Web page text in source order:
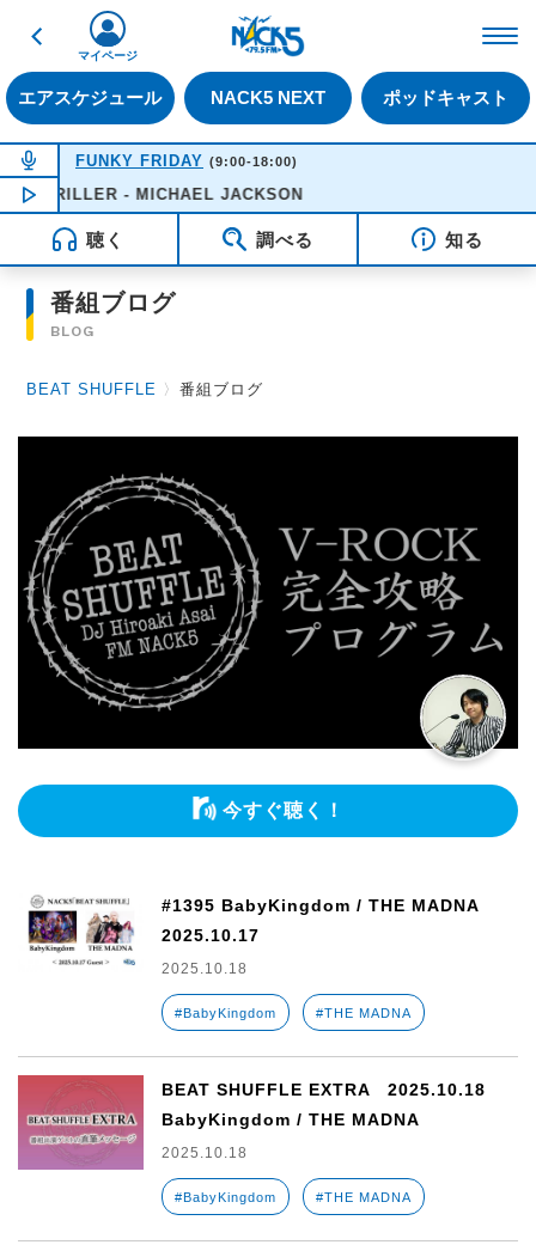
戻る
エアスケジュール NACK5 NEXT ポッドキャスト
マイページ
NOW ON AIR
FUNKY FRIDAY (9:00-18:00)
NOW PLAYING12:21
THRILLER - MICHAEL JACKSON
聴く 調べる 知る
番組ブログ
BLOG
BEAT SHUFFLE 〉番組ブログ
今すぐ聴く！
#1395 BabyKingdom / THE MADNA
2025.10.17
2025.10.18
#BabyKingdom #THE MADNA
BEAT SHUFFLE EXTRA 2025.10.18
BabyKingdom / THE MADNA
2025.10.18
#BabyKingdom #THE MADNA